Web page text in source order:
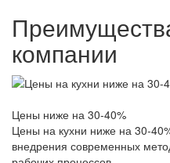
компании
Цены ниже на 30-40%
Цены на кухни ниже на 30-
внедрения современных